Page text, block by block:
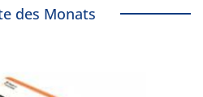
des Monats